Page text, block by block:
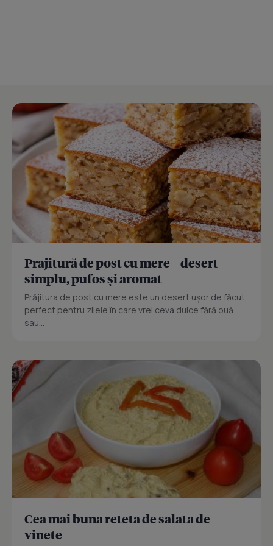
Prajitură de post cu mere – desert
simplu, pufos și aromat
Prăjitura de post cu mere este un desert ușor de făcut,
perfect pentru zilele în care vrei ceva dulce fără ouă
sau...
Cea mai buna reteta de salata de
vinete